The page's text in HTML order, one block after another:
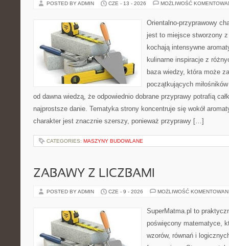
POSTED BY ADMIN CZE - 13 - 2026 MOŻLIWOŚĆ
Orientalno-przyprawowy
jest to miejsce stworzony
kochają intensywne
kulinarne inspiracje z
baza wiedzy, która może
początkujących
od dawna wiedzą, że odpowiednio dobrane przyprawy potrafią
najprostsze danie. Tematyka strony koncentruje się wokół
charakter jest znacznie szerszy, ponieważ przyprawy […]
CATEGORIES: MASZYNY BUDOWLANE
ZABAWY Z LICZBAMI
POSTED BY ADMIN CZE - 9 - 2026 MOŻLIWOŚĆ
SuperMatma.pl to
poświęcony matematyce,
wzorów, równań i